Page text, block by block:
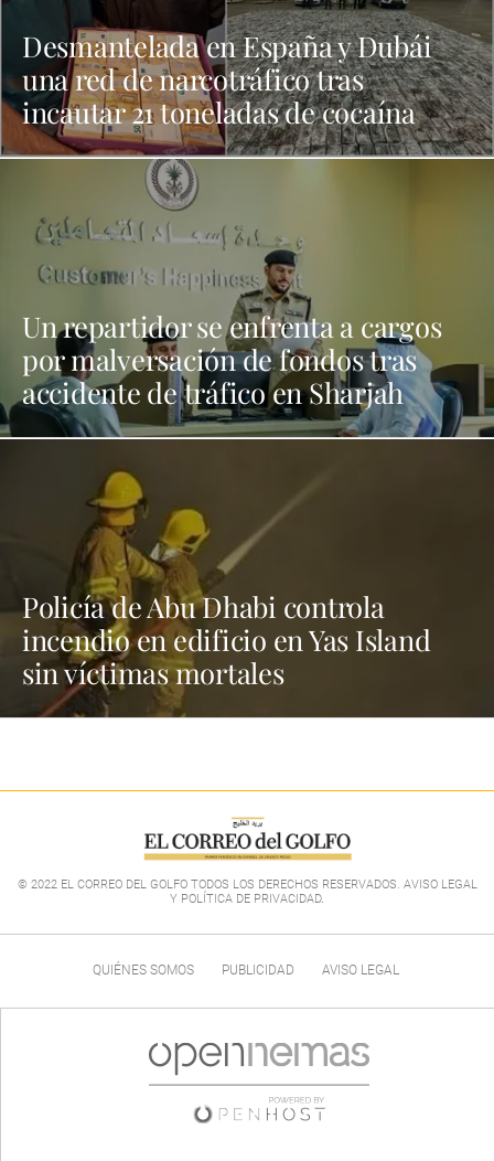
Desmantelada en España y Dubái
una red de narcotráfico tras
incautar 21 toneladas de cocaína
Un repartidor se enfrenta a cargos
por malversación de fondos tras
accidente de tráfico en Sharjah
Policía de Abu Dhabi controla
incendio en edificio en Yas Island
sin víctimas mortales
© 2022 EL CORREO DEL GOLFO TODOS LOS DERECHOS RESERVADOS. AVISO LEGAL
Y POLÍTICA DE PRIVACIDAD.
QUIÉNES SOMOS PUBLICIDAD AVISO LEGAL